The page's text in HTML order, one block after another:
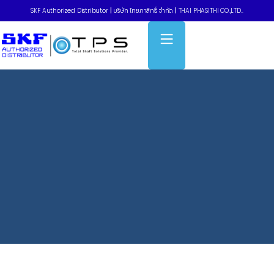
SKF Authorized Distributor บริษัท ไทยภาสิทธิ์ จำกัด THAI PHASITHI CO.,LTD..
Home » Cam followers – NUKR design